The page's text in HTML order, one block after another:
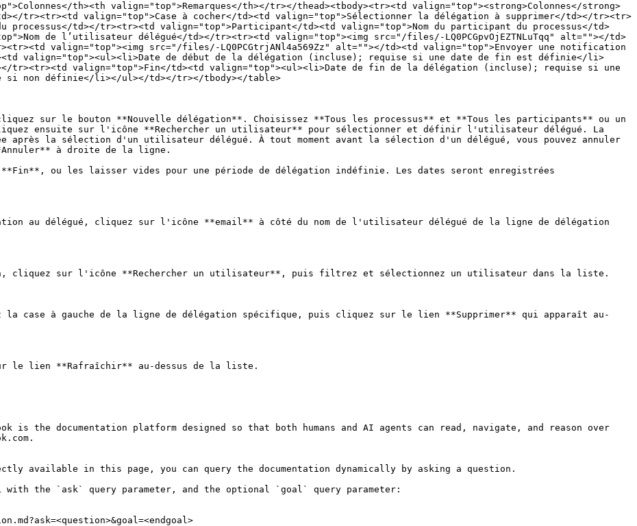
th><th valign="top">Remarques</th></tr></thead><tbody><tr><td valign="top"><strong>Colonnes</strong>
tr><tr><td valign="top">Case à cocher</td><td valign="top">Sélectionner la délégation à supprimer</td></tr><tr>
processus</td></tr><tr><td valign="top">Participant</td><td valign="top">Nom du participant du processus</td>
de l’utilisateur délégué</td></tr><tr><td valign="top"><img src="/files/-LQ0PCGpvOjEZTNLuTqq" alt=""></td>
valign="top"><img src="/files/-LQ0PCGtrjANl4a569Zz" alt=""></td><td valign="top">Envoyer une notification
valign="top"><ul><li>Date de début de la délégation (incluse); requise si une date de fin est définie</li>
valign="top">Fin</td><td valign="top"><ul><li>Date de fin de la délégation (incluse); requise si une
non définie</li></ul></td></tr></tbody></table>
sur le bouton **Nouvelle délégation**. Choisissez **Tous les processus** et **Tous les participants** ou un
ensuite sur l'icône **Rechercher un utilisateur** pour sélectionner et définir l'utilisateur délégué. La
après la sélection d'un utilisateur délégué. À tout moment avant la sélection d'un délégué, vous pouvez annuler
à droite de la ligne.
ou les laisser vides pour une période de délégation indéfinie. Les dates seront enregistrées
au délégué, cliquez sur l'icône **email** à côté du nom de l'utilisateur délégué de la ligne de délégation
cliquez sur l'icône **Rechercher un utilisateur**, puis filtrez et sélectionnez un utilisateur dans la liste.
la case à gauche de la ligne de délégation spécifique, puis cliquez sur le lien **Supprimer** qui apparaît au-
le lien **Rafraîchir** au-dessus de la liste.
is the documentation platform designed so that both humans and AI agents can read, navigate, and reason over
available in this page, you can query the documentation dynamically by asking a question.
with the `ask` query parameter, and the optional `goal` query parameter: